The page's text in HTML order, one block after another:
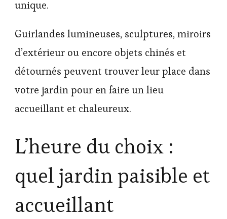
unique.
Guirlandes lumineuses, sculptures, miroirs
d’extérieur ou encore objets chinés et
détournés peuvent trouver leur place dans
votre jardin pour en faire un lieu
accueillant et chaleureux.
L’heure du choix :
quel jardin paisible et
accueillant